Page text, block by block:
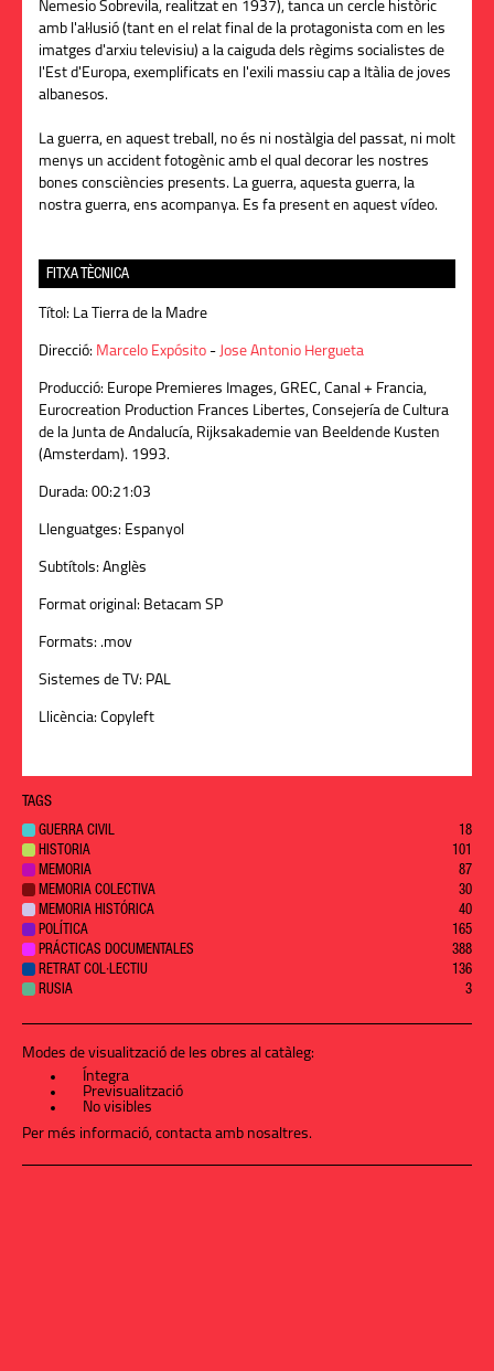
Nemesio Sobrevila, realitzat en 1937), tanca un cercle històric
amb l'al·lusió (tant en el relat final de la protagonista com en les
imatges d'arxiu televisiu) a la caiguda dels règims socialistes de
l'Est d'Europa, exemplificats en l'exili massiu cap a Itàlia de joves
albanesos.
La guerra, en aquest treball, no és ni nostàlgia del passat, ni molt
menys un accident fotogènic amb el qual decorar les nostres
bones consciències presents. La guerra, aquesta guerra, la
nostra guerra, ens acompanya. Es fa present en aquest vídeo.
FITXA TÈCNICA
Títol: La Tierra de la Madre
Direcció: Marcelo Expósito - Jose Antonio Hergueta
Producció: Europe Premieres Images, GREC, Canal + Francia,
Eurocreation Production Frances Libertes, Consejería de Cultura
de la Junta de Andalucía, Rijksakademie van Beeldende Kusten
(Amsterdam). 1993.
Durada: 00:21:03
Llenguatges: Espanyol
Subtítols: Anglès
Format original: Betacam SP
Formats: .mov
Sistemes de TV: PAL
Llicència: Copyleft
TAGS
GUERRA CIVIL
18
HISTORIA
101
MEMORIA
87
MEMORIA COLECTIVA
30
MEMORIA HISTÓRICA
40
POLÍTICA
165
PRÁCTICAS DOCUMENTALES
388
RETRAT COL·LECTIU
136
RUSIA
3
Modes de visualització de les obres al catàleg:
Íntegra
Previsualització
No visibles
Per més informació, contacta amb nosaltres.